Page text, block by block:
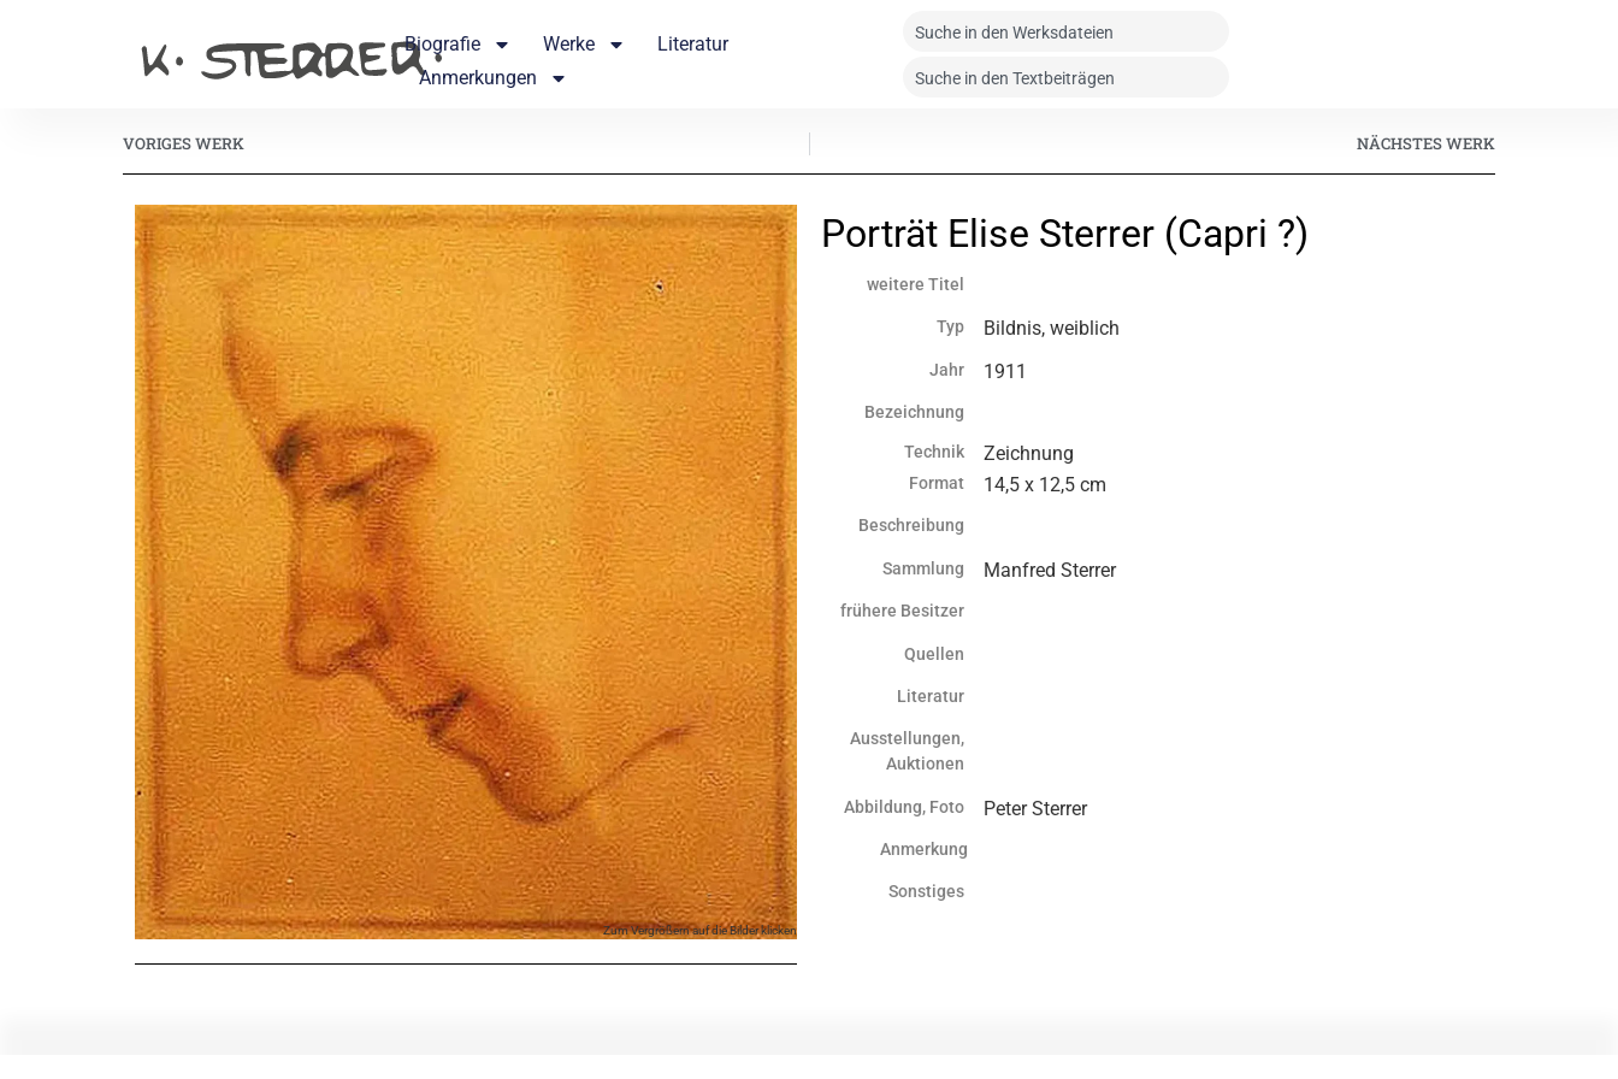
Biografie Werke
Literatur
Anmerkungen
VORIGES WERK NÄCHSTES WERK
Zum Vergrößern auf die Bilder klicken
Porträt Elise Sterrer (Capri ?)
weitere Titel
Typ Bildnis, weiblich
Jahr 1911
Bezeichnung
Technik
Zeichnung
Format 14,5 x 12,5 cm
Beschreibung
Sammlung Manfred Sterrer
frühere Besitzer
Quellen
Literatur
Ausstellungen,
Auktionen
Abbildung, Foto Peter Sterrer
Anmerkung
Sonstiges